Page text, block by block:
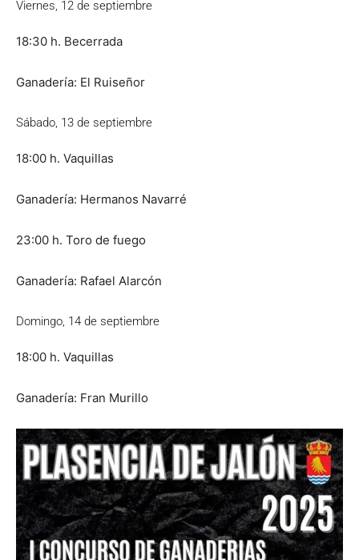
Viernes, 12 de septiembre
18:30 h. Becerrada
Ganadería: El Ruiseñor
Sábado, 13 de septiembre
18:00 h. Vaquillas
Ganadería: Hermanos Navarré
23:00 h. Toro de fuego
Ganadería: Rafael Alarcón
Domingo, 14 de septiembre
18:00 h. Vaquillas
Ganadería: Fran Murillo